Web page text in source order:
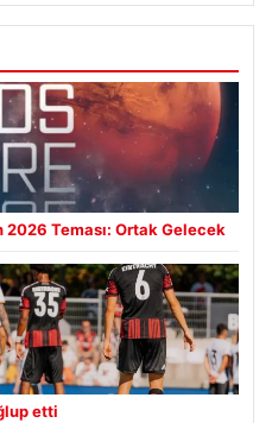
2026 Teması: Ortak Gelecek
etti